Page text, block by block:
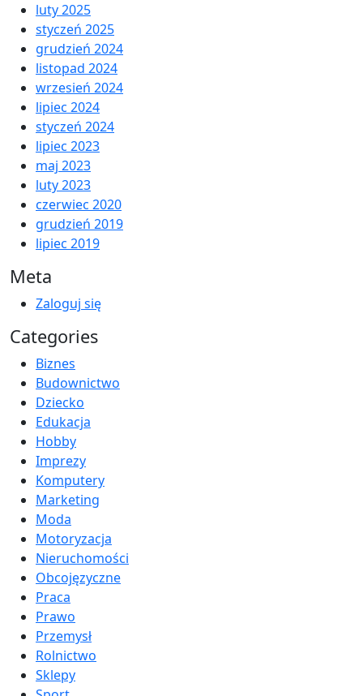
luty 2025
styczeń 2025
grudzień 2024
listopad 2024
wrzesień 2024
lipiec 2024
styczeń 2024
lipiec 2023
maj 2023
luty 2023
czerwiec 2020
grudzień 2019
lipiec 2019
Meta
Zaloguj się
Categories
Biznes
Budownictwo
Dziecko
Edukacja
Hobby
Imprezy
Komputery
Marketing
Moda
Motoryzacja
Nieruchomości
Obcojęzyczne
Praca
Prawo
Przemysł
Rolnictwo
Sklepy